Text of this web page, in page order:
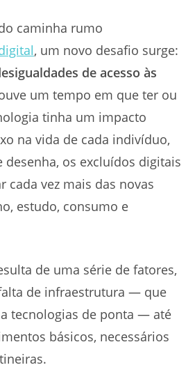
caminha rumo
, um novo desafio surge:
de acesso às
um tempo em que ter ou
tinha um impacto
na vida de cada indivíduo,
desenha, os excluídos digitais
cada vez mais das novas
estudo, consumo e
de uma série de fatores,
de infraestrutura — que
tecnologias de ponta — até
básicos, necessários